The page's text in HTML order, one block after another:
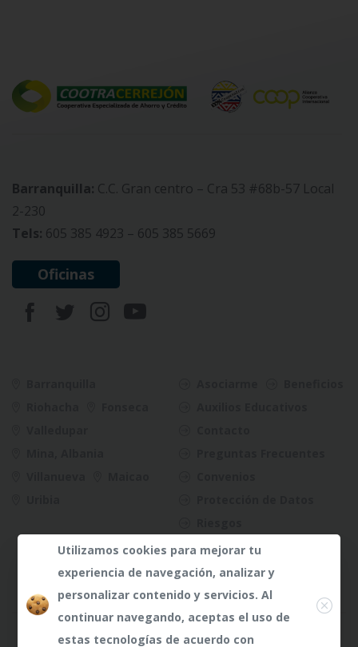
Barranquilla: C.C. Gran centro – Cra 53 #68b-57 Local
2-230
Tels: 605 385 4923 – 605 385 5669
Oficinas
¿Dudas?Any te
¿Dudas?Any te
Utilizamos cookies para mejorar tu
experiencia de navegación, analizar y
personalizar contenido y servicios. Al
continuar navegando, aceptas el uso de
estas tecnologías de acuerdo con
Close